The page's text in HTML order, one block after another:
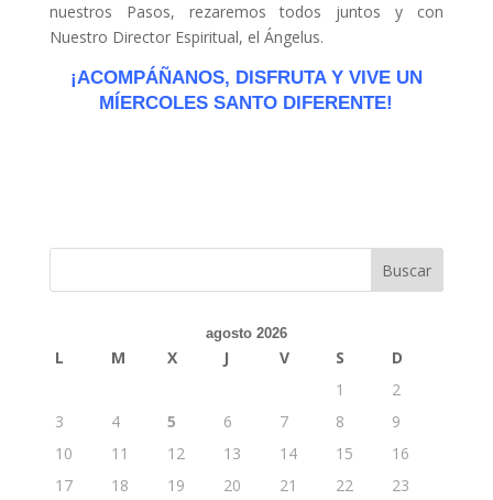
nuestros Pasos, rezaremos todos juntos y con
Nuestro Director Espiritual, el Ángelus.
¡ACOMPÁÑANOS, DISFRUTA Y VIVE UN
MÍERCOLES SANTO DIFERENTE!
agosto 2026
L M X J V S
D
1
2
3
4 5 6 7 8
9
10
11 12 13 14 15
16
17
18 19 20 21 22
23